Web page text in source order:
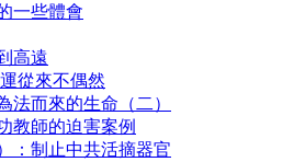
一些體會
高遠
從來不偶然
法而來的生命（二）
教師的迫害案例
：制止中共活摘器官